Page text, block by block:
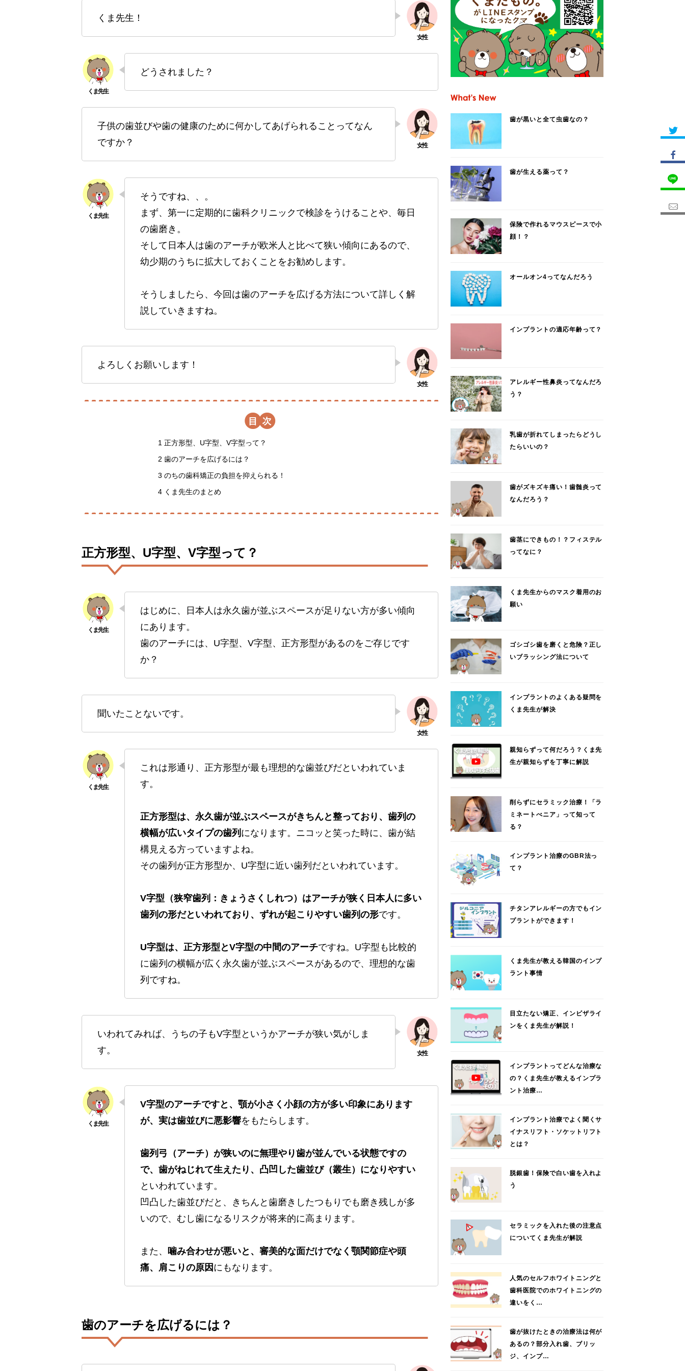
くま先生！
どうされました？
子供の歯並びや歯の健康のために何かしてあげられることってなん
ですか？
そうですね、、。
まず、第一に定期的に歯科クリニックで検診をうけることや、毎日
の歯磨き。
そして日本人は歯のアーチが欧米人と比べて狭い傾向にあるので、
幼少期のうちに拡大しておくことをお勧めします。
そうしましたら、今回は歯のアーチを広げる方法について詳しく解
説していきますね。
よろしくお願いします！
1 正方形型、U字型、V字型って？
2 歯のアーチを広げるには？
3 のちの歯科矯正の負担を抑えられる！
4 くま先生のまとめ
正方形型、U字型、V字型って？
はじめに、日本人は永久歯が並ぶスペースが足りない方が多い傾向
にあります。
歯のアーチには、U字型、V字型、正方形型があるのをご存じです
か？
聞いたことないです。
これは形通り、正方形型が最も理想的な歯並びだといわれていま
す。
正方形型は、永久歯が並ぶスペースがきちんと整っており、歯列の
横幅が広いタイプの歯列 になります。ニコッと笑った時に、歯が結
構見える方っていますよね。
その歯列が正方形型か、U字型に近い歯列だといわれています。
V字型（狭窄歯列：きょうさくしれつ）はアーチが狭く日本人に多い
歯列の形だといわれており、ずれが起こりやすい歯列の形です。
U字型は、正方形型とV字型の中間のアーチですね。U字型も比較的
に歯列の横幅が広く永久歯が並ぶスペースがあるので、理想的な歯
列ですね。
いわれてみれば、うちの子もV字型というかアーチが狭い気がしま
す。
V字型のアーチですと、顎が小さく小顔の方が多い印象にあります
が、実は歯並びに悪影響をもたらします。
歯列弓（アーチ）が狭いのに無理やり歯が並んでいる状態ですの
で、歯がねじれて生えたり、凸凹した歯並び（叢生）になりやすい
といわれています。
凹凸した歯並びだと、きちんと歯磨きしたつもりでも磨き残しが多
いので、むし歯になるリスクが将来的に高まります。
また、 噛み合わせが悪いと、審美的な面だけでなく顎関節症や頭
痛、肩こりの原因 にもなります。
歯のアーチを広げるには？
歯が黒いと全て虫歯なの？
歯が生える薬って？
保険で作れるマウスピースで小
顔！？
オールオン4ってなんだろう
インプラントの適応年齢って？
アレルギー性鼻炎ってなんだろ
う？
乳歯が折れてしまったらどうし
たらいいの？
歯がズキズキ痛い！歯髄炎って
なんだろう？
歯茎にできもの！？フィステル
ってなに？
くま先生からのマスク着用のお
願い
ゴシゴシ歯を磨くと危険？正し
いブラッシング法について
インプラントのよくある疑問を
くま先生が解決
親知らずって何だろう？くま先
生が親知らずを丁寧に解説
削らずにセラミック治療！「ラ
ミネートべニア」って知って
る？
インプラント治療のGBR法っ
て？
チタンアレルギーの方でもイン
プラントができます！
くま先生が教える韓国のインプ
ラント事情
目立たない矯正、インビザライ
ンをくま先生が解説！
インプラントってどんな治療な
の？くま先生が教えるインプラ
ント治療…
インプラント治療でよく聞くサ
イナスリフト・ソケットリフト
とは？
脱銀歯！保険で白い歯を入れよ
う
セラミックを入れた後の注意点
についてくま先生が解説
人気のセルフホワイトニングと
歯科医院でのホワイトニングの
違いをく…
歯が抜けたときの治療法は何が
あるの？部分入れ歯、ブリッ
ジ、インプ…